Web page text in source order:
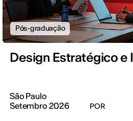
Pós-graduação
Design Estratégico e
São Paulo
Setembro 2026
POR